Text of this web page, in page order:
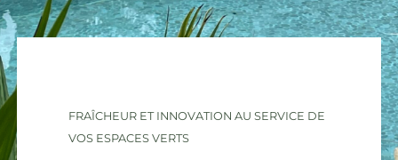
FRAÎCHEUR ET INNOVATION AU SERVICE DE
VOS ESPACES VERTS